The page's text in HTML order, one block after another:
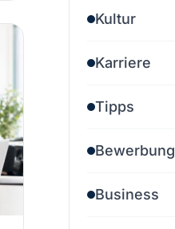
Kultur
Karriere
Tipps
Bewerbung
Business